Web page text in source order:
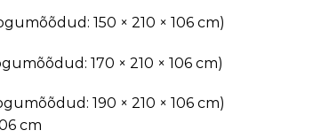
150 × 210 × 106 cm)
170 × 210 × 106 cm)
190 × 210 × 106 cm)
cm